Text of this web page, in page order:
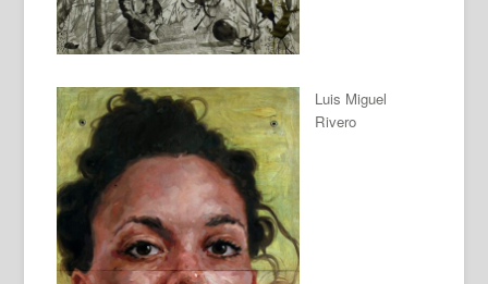
Luis Miguel
Rivero